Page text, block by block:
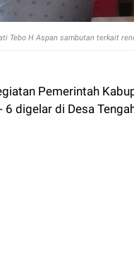
Tebo H Aspan sambutan terkait
Pemerintah
6 digelar di Desa